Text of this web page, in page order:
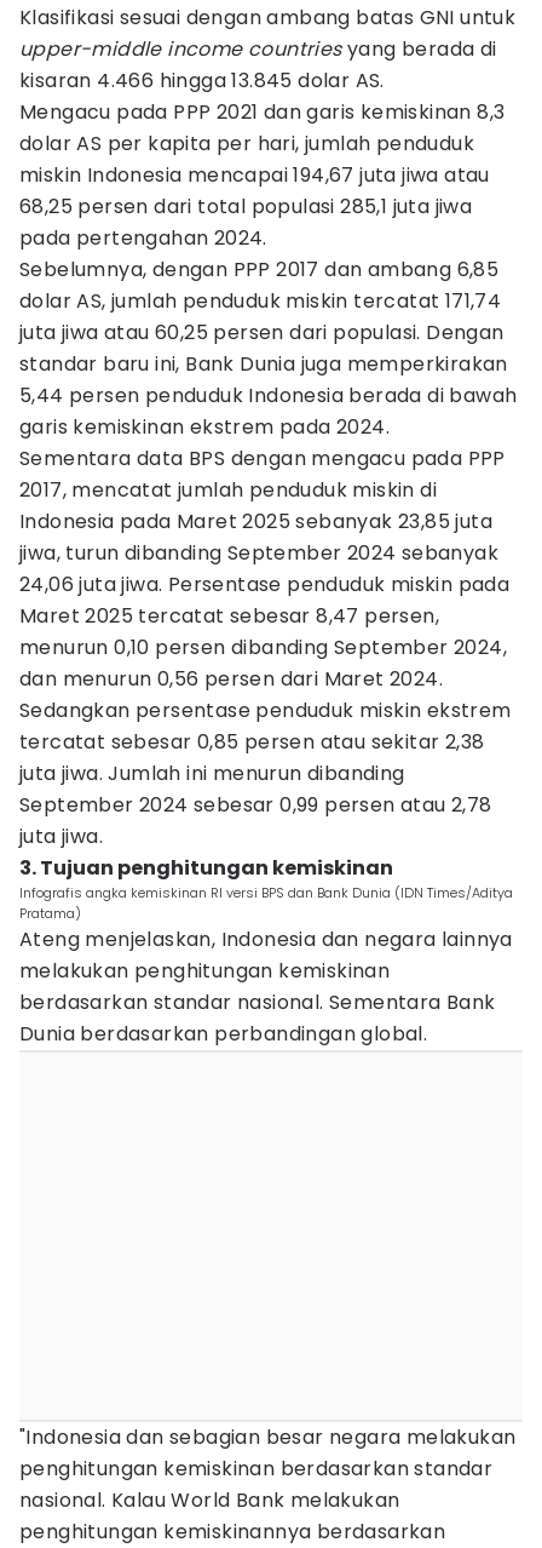
Klasifikasi sesuai dengan ambang batas GNI untuk
upper-middle income countriesyang berada di
kisaran 4.466 hingga 13.845 dolar AS.
Mengacu pada PPP 2021 dan garis kemiskinan 8,3
dolar AS per kapita per hari, jumlah penduduk
miskin Indonesia mencapai 194,67 juta jiwa atau
68,25 persen dari total populasi 285,1 juta jiwa
pada pertengahan 2024.
Sebelumnya, dengan PPP 2017 dan ambang 6,85
dolar AS, jumlah penduduk miskin tercatat 171,74
juta jiwa atau 60,25 persen dari populasi. Dengan
standar baru ini, Bank Dunia juga memperkirakan
5,44 persen penduduk Indonesia berada di bawah
garis kemiskinan ekstrem pada 2024.
Sementara data BPS dengan mengacu pada PPP
2017, mencatat jumlah penduduk miskin di
Indonesia pada Maret 2025 sebanyak 23,85 juta
jiwa, turun dibanding September 2024 sebanyak
24,06 juta jiwa. Persentase penduduk miskin pada
Maret 2025 tercatat sebesar 8,47 persen,
menurun 0,10 persen dibanding September 2024,
dan menurun 0,56 persen dari Maret 2024.
Sedangkan persentase penduduk miskin ekstrem
tercatat sebesar 0,85 persen atau sekitar 2,38
juta jiwa. Jumlah ini menurun dibanding
September 2024 sebesar 0,99 persen atau 2,78
juta jiwa.
3. Tujuan penghitungan kemiskinan
Infografis angka kemiskinan RI versi BPS dan Bank Dunia (IDN Times/Aditya
Pratama)
Ateng menjelaskan, Indonesia dan negara lainnya
melakukan penghitungan kemiskinan
berdasarkan standar nasional. Sementara Bank
Dunia berdasarkan perbandingan global.
"Indonesia dan sebagian besar negara melakukan
penghitungan kemiskinan berdasarkan standar
nasional. Kalau World Bank melakukan
penghitungan kemiskinannya berdasarkan